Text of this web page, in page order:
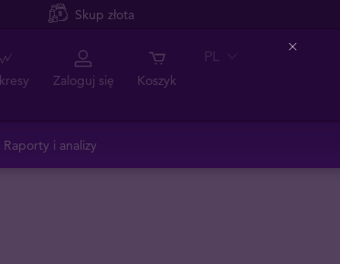
Skup złota
Zaloguj się Koszyk
PL
Raporty i analizy
Close